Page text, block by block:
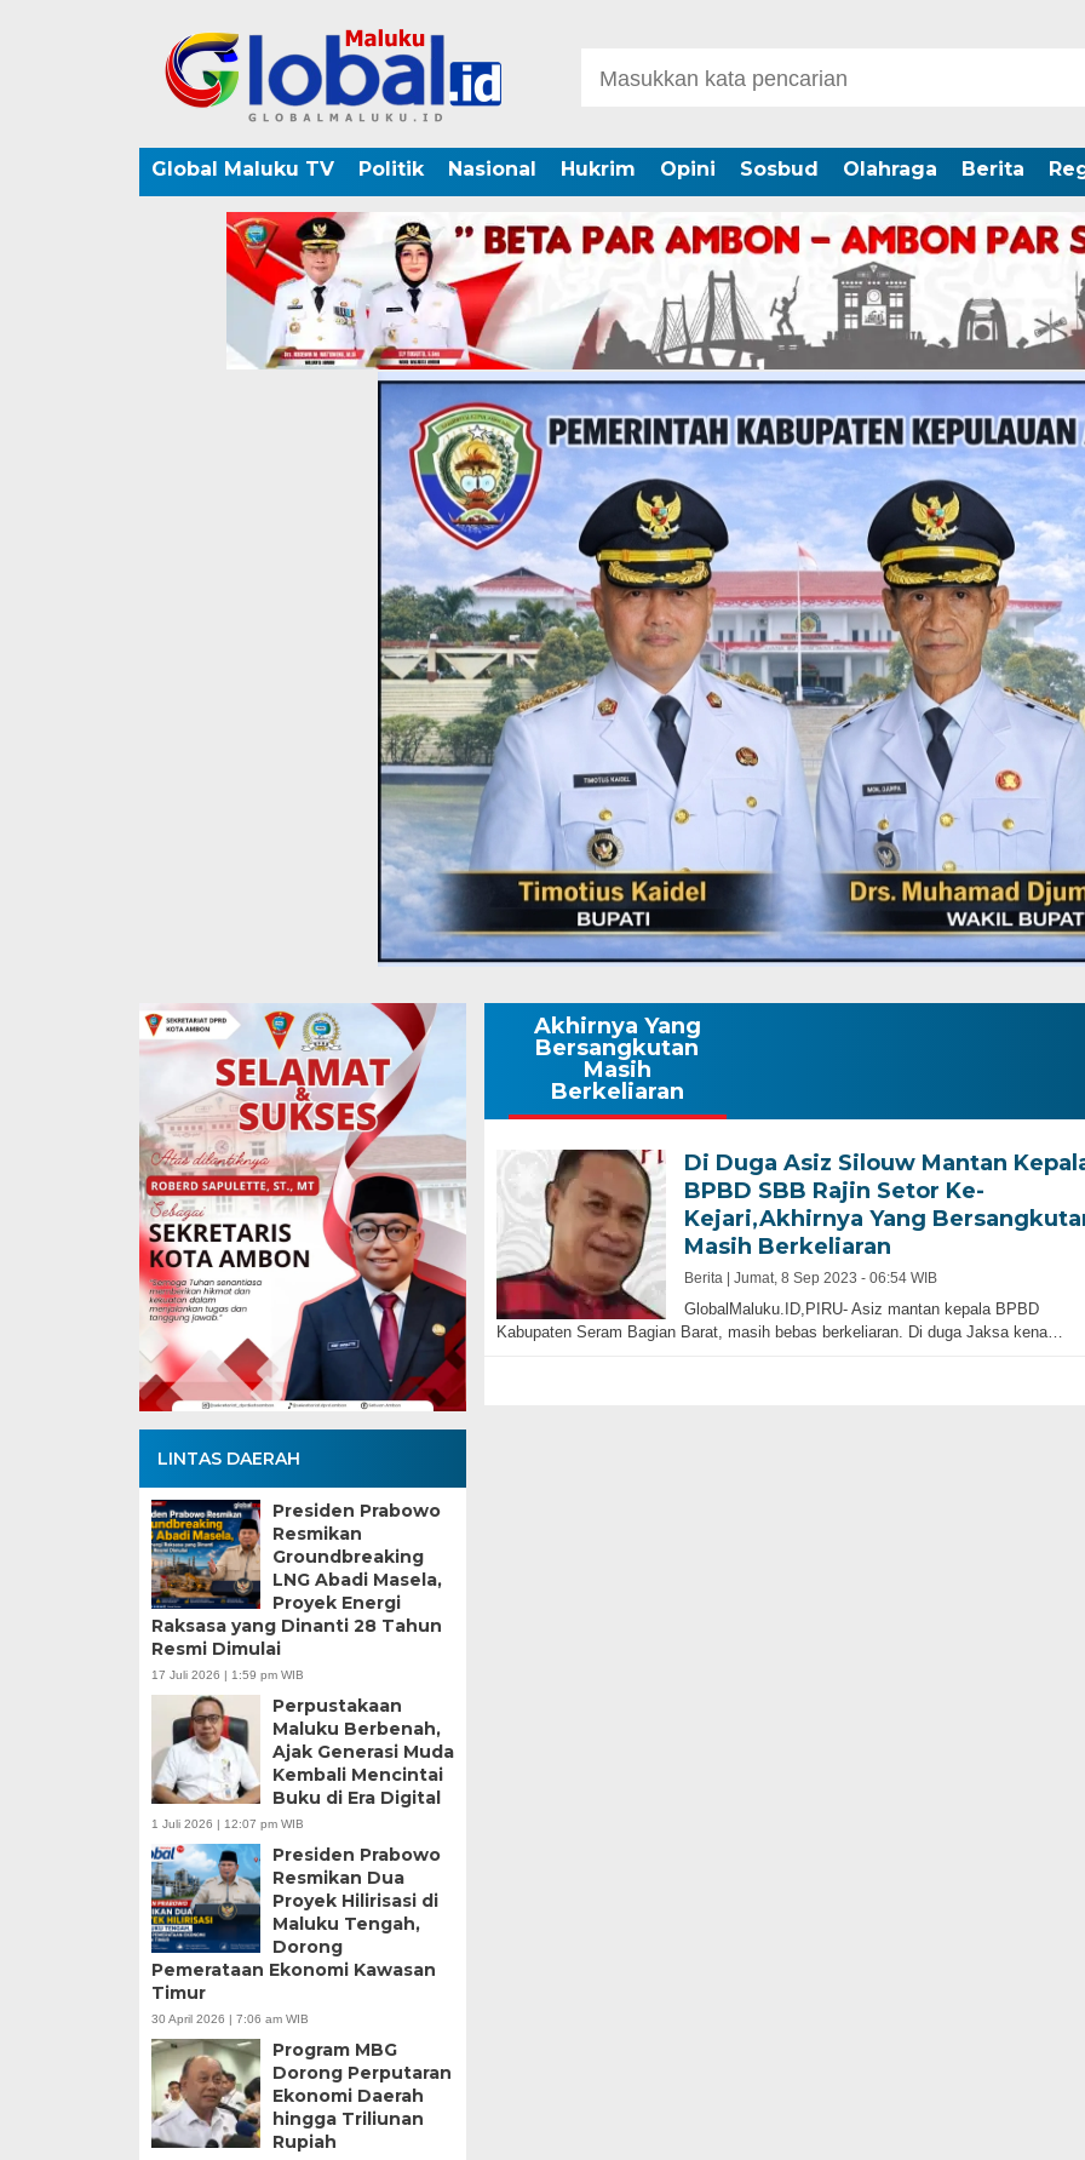
Global Maluku TV Politik Nasional Hukrim Opini Sosbud Olahraga Berita
LINTAS DAERAH
Presiden Prabowo
Resmikan
Groundbreaking
LNG Abadi Masela,
Proyek Energi
Raksasa yang Dinanti 28 Tahun
Resmi Dimulai
17 Juli 2026 | 1:59 pm WIB
Perpustakaan
Maluku Berbenah,
Ajak Generasi Muda
Kembali Mencintai
Buku di Era Digital
1 Juli 2026 | 12:07 pm WIB
Presiden Prabowo
Resmikan Dua
Proyek Hilirisasi di
Maluku Tengah,
Dorong
Pemerataan Ekonomi Kawasan
Timur
30 April 2026 | 7:06 am WIB
Program MBG
Dorong Perputaran
Ekonomi Daerah
hingga Triliunan
Rupiah
Akhirnya Yang
Bersangkutan
Masih
Berkeliaran
Di Duga Asiz Silouw Mantan
BPBD SBB Rajin Setor Ke-
Kejari,Akhirnya Yang
Masih Berkeliaran
Berita | Jumat, 8 Sep 2023 - 06:54 WIB
GlobalMaluku.ID,PIRU- Asiz mantan kepala BPBD
Kabupaten Seram Bagian Barat, masih bebas berkeliaran. Di duga Jaksa kena…